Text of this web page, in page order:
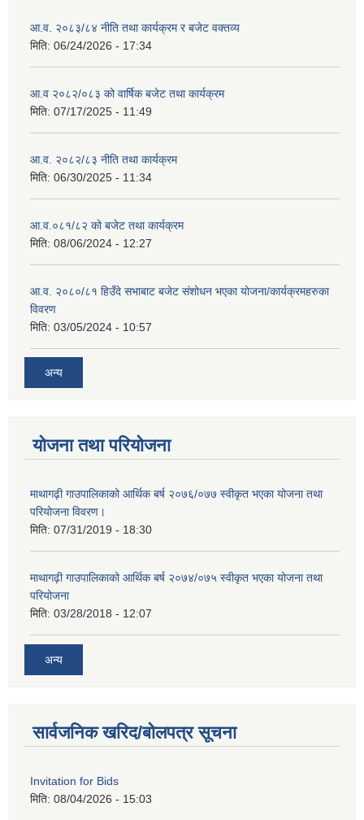
आ.व. २०८३/८४ नीति तथा कार्यक्रम र बजेट वक्तव्य
मिति: 06/24/2026 - 17:34
आ.व २०८२/०८३ को वार्षिक बजेट तथा कार्यक्रम
मिति: 07/17/2025 - 11:49
आ.व. २०८२/८३ नीति तथा कार्यक्रम
मिति: 06/30/2025 - 11:34
आ.व.०८१/८२ को बजेट तथा कार्यक्रम
मिति: 08/06/2024 - 12:27
आ.व. २०८०/८१ हिउँदे सभाबाट बजेट संशोधन भएका योजना/कार्यक्रमहरुका
विवरण
मिति: 03/05/2024 - 10:57
अन्य
योजना तथा परियोजना
माथागढ़ी गाउपालिकाको आर्थिक बर्ष २०७६/०७७ स्वीकृत भएका योजना तथा
परियोजना विवरण।
मिति: 07/31/2019 - 18:30
माथागढ़ी गाउपालिकाको आर्थिक बर्ष २०७४/०७५ स्वीकृत भएका योजना तथा
परियोजना
मिति: 03/28/2018 - 12:07
अन्य
सार्वजनिक खरिद/बोलपत्र सूचना
Invitation for Bids
मिति: 08/04/2026 - 15:03